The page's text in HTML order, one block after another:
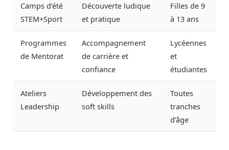
Camps d’été
STEM+Sport
Découverte ludique
et pratique
Filles de 9
à 13 ans
Programmes
de Mentorat
Accompagnement
de carrière et
confiance
Lycéennes
et
étudiantes
Ateliers
Leadership
Développement des
soft skills
Toutes
tranches
d’âge